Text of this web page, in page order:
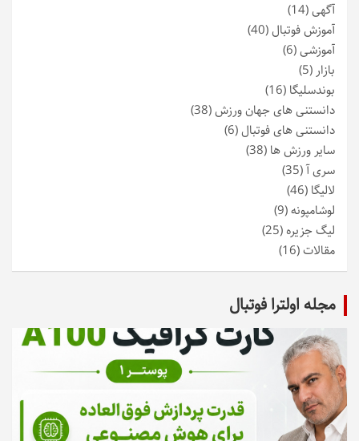
آگهی(14)
آموزش فوتبال(40)
آموزشی(6)
بازار (5)
بوندسلیگا (16)
دانستنی های جهان ورزش(38)
دانستنی های فوتبال(6)
سایر ورزش ها (38)
سری آ(35)
لالیگا (46)
لوشامپونه(9)
لیگ جزیره(25)
مقالات(16)
مجله اولترا فوتبال